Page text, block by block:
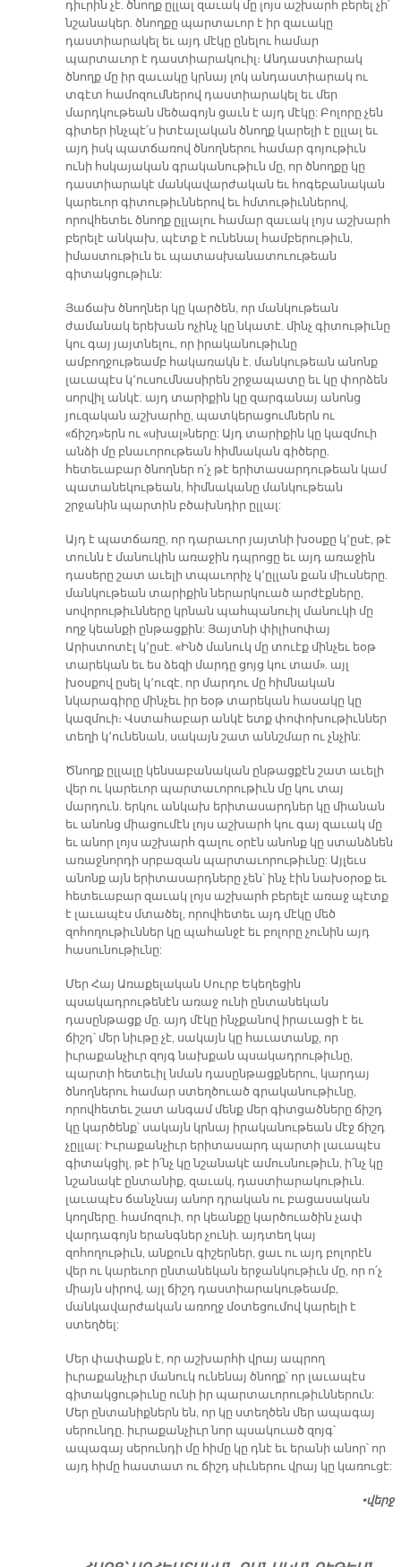
դիւրին չէ. ծնողք ըլլալ զաւակ մը լոյս աշխարհ բերել չի՛
նշանակեր. ծնողքը պարտաւոր է իր զաւակը
դաստիարակել եւ այդ մէկը ընելու համար
պարտաւոր է դաստիարակուիլ։ Անդաստիարակ
ծնողք մը իր զաւակը կրնայ լոկ անդաստիարակ ու
տգէտ համոզումներով դաստիարակել եւ մեր
մարդկութեան մեծագոյն ցաւն է այդ մէկը: Բոլորը չեն
գիտեր ինչպէ՛ս իտէալական ծնողք կարելի է ըլլալ եւ
այդ իսկ պատճառով ծնողներու համար գոյութիւն
ունի հսկայական գրականութիւն մը, որ ծնողքը կը
դաստիարակէ մանկավարժական եւ հոգեբանական
կարեւոր գիտութիւններով եւ հմտութիւններով,
որովհետեւ ծնողք ըլլալու համար զաւակ լոյս աշխարհ
բերելէ անկախ, պէտք է ունենալ համբերութիւն,
իմաստութիւն եւ պատասխանատուութեան
գիտակցութիւն:
Յաճախ ծնողներ կը կարծեն, որ մանկութեան
ժամանակ երեխան ոչինչ կը նկատէ. մինչ գիտութիւնը
կու գայ յայտնելու, որ իրականութիւնը
ամբողջութեամբ հակառակն է. մանկութեան անոնք
լաւապէս կ՚ուսումնասիրեն շրջապատը եւ կը փորձեն
սորվիլ անկէ. այդ տարիքին կը զարգանայ անոնց
յուզական աշխարհը, պատկերացումներն ու
«ճիշդ»երն ու «սխալ»ները: Այդ տարիքին կը կազմուի
անձի մը բնաւորութեան հիմնական գիծերը.
հետեւաբար ծնողներ ո՛չ թէ երիտասարդութեան կամ
պատանեկութեան, հիմնականը մանկութեան
շրջանին պարտին բծախնդիր ըլլալ:
Այդ է պատճառը, որ դարաւոր յայտնի խօսքը կ՚ըսէ, թէ
տունն է մանուկին առաջին դպրոցը եւ այդ առաջին
դասերը շատ աւելի տպաւորիչ կ՚ըլլան քան միւսները.
մանկութեան տարիքին ներարկուած արժէքները,
սովորութիւնները կրնան պահպանուիլ մանուկի մը
ողջ կեանքի ընթացքին: Յայտնի փիլիսոփայ
Արիստոտէլ կ՚ըսէ. «Ինծ մանուկ մը տուէք մինչեւ եօթ
տարեկան եւ ես ձեզի մարդը ցոյց կու տամ». այլ
խօսքով ըսել կ՚ուզէ, որ մարդու մը հիմնական
նկարագիրը մինչեւ իր եօթ տարեկան հասակը կը
կազմուի։ Վստահաբար անկէ ետք փոփոխութիւններ
տեղի կ՚ունենան, սակայն շատ աննշմար ու չնչին:
Ծնողք ըլլալը կենսաբանական ընթացքէն շատ աւելի
վեր ու կարեւոր պարտաւորութիւն մը կու տայ
մարդուն. երկու անկախ երիտասարդներ կը միանան
եւ անոնց միացումէն լոյս աշխարհ կու գայ զաւակ մը
եւ անոր լոյս աշխարհ գալու օրէն անոնք կը ստանձնեն
առաջնորդի սրբազան պարտաւորութիւնը: Այլեւս
անոնք այն երիտասարդները չեն՝ ինչ էին նախօրօք եւ
հետեւաբար զաւակ լոյս աշխարհ բերելէ առաջ պէտք
է լաւապէս մտածել, որովհետեւ այդ մէկը մեծ
զոհողութիւններ կը պահանջէ եւ բոլորը չունին այդ
հասունութիւնը:
Մեր Հայ Առաքելական Սուրբ Եկեղեցին
պսակադրութենէն առաջ ունի ընտանեկան
դասընթացք մը. այդ մէկը ինչքանով իրաւացի է եւ
ճիշդ՝ մեր նիւթը չէ, սակայն կը հաւատանք, որ
իւրաքանչիւր զոյգ նախքան պսակադրութիւնը,
պարտի հետեւիլ նման դասընթացքներու, կարդայ
ծնողներու համար ստեղծուած գրականութիւնը,
որովհետեւ շատ անգամ մենք մեր գիտցածները ճիշդ
կը կարծենք՝ սակայն կրնայ իրականութեան մէջ ճիշդ
չըլլալ: Իւրաքանչիւր երիտասարդ պարտի լաւապէս
գիտակցիլ, թէ ի՛նչ կը նշանակէ ամուսնութիւն, ի՛նչ կը
նշանակէ ընտանիք, զաւակ, դաստիարակութիւն.
լաւապէս ճանչնայ անոր դրական ու բացասական
կողմերը. համոզուի, որ կեանքը կարծուածին չափ
վարդագոյն երանգներ չունի. այդտեղ կայ
զոհողութիւն, անքուն գիշերներ, ցաւ ու այդ բոլորէն
վեր ու կարեւոր ընտանեկան երջանկութիւն մը, որ ո՛չ
միայն սիրով, այլ ճիշդ դաստիարակութեամբ,
մանկավարժական առողջ մօտեցումով կարելի է
ստեղծել:
Մեր փափաքն է, որ աշխարհի վրայ ապրող
իւրաքանչիւր մանուկ ունենայ ծնողք՝ որ լաւապէս
գիտակցութիւնը ունի իր պարտաւորութիւններուն:
Մեր ընտանիքներն են, որ կը ստեղծեն մեր ապագայ
սերունդը. իւրաքանչիւր նոր պսակուած զոյգ՝
ապագայ սերունդի մը հիմը կը դնէ եւ երանի անոր՝ որ
այդ հիմը հաստատ ու ճիշդ սիւներու վրայ կը կառուցէ:
•վերջ